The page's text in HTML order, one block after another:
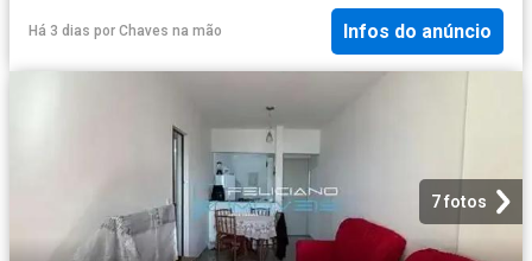
Há 3 dias por Chaves na mão Infos do anúncio
7 fotos